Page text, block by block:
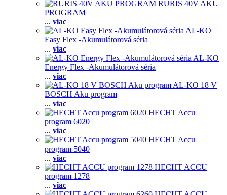
RURIS 40V AKU
PROGRAM
... viac
AL-KO
Easy Flex -Akumulátorová séria
... viac
AL-KO
Energy Flex -Akumulátorová séria
... viac
AL-KO 18 V
BOSCH Aku program
... viac
HECHT Accu
program 6020
... viac
HECHT Accu
program 5040
... viac
HECHT ACCU
program 1278
... viac